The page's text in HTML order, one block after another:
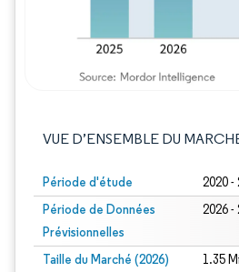
VUE D’ENSEMBLE DU
Période d'étude 2020 -
Période de Données
Prévisionnelles
2026 -
Taille du Marché (2026) 1.35